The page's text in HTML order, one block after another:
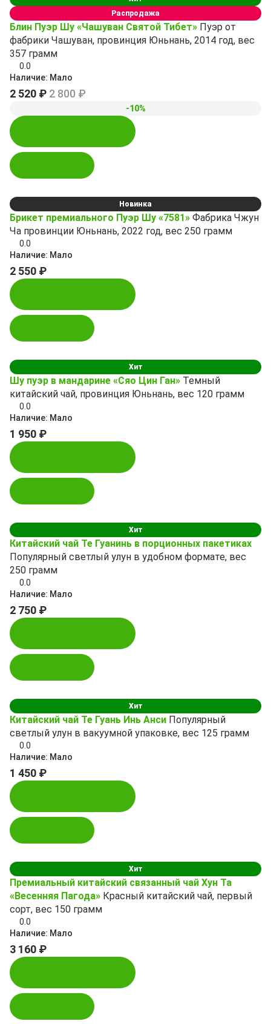
Распродажа
Блин Пуэр Шу «Чашуван Святой Тибет» Пуэр от
фабрики Чашуван, провинция Юньнань, 2014 год, вес
357 грамм
0.0
Наличие: Мало
2 520 ₽ 2 800 ₽
-10%
Новинка
Брикет премиального Пуэр Шу «7581» Фабрика Чжун
Ча провинции Юньнань, 2022 год, вес 250 грамм
0.0
Наличие: Мало
2 550 ₽
Хит
Шу пуэр в мандарине «Сяо Цин Ган» Темный
китайский чай, провинция Юньнань, вес 120 грамм
0.0
Наличие: Мало
1 950 ₽
Хит
Китайский чай Те Гуанинь в порционных пакетиках
Популярный светлый улун в удобном формате, вес
250 грамм
0.0
Наличие: Мало
2 750 ₽
Хит
Китайский чай Те Гуань Инь Анси Популярный
светлый улун в вакуумной упаковке, вес 125 грамм
0.0
Наличие: Мало
1 450 ₽
Хит
Премиальный китайский связанный чай Хун Та
«Весенняя Пагода» Красный китайский чай, первый
сорт, вес 150 грамм
0.0
Наличие: Мало
3 160 ₽